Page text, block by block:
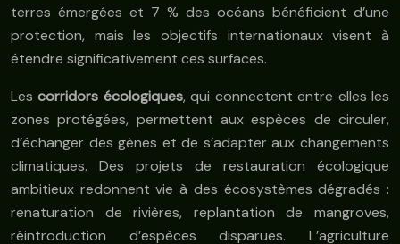
terres émergées et 7 % des océans bénéficient d’une
protection, mais les objectifs internationaux visent à
étendre significativement ces surfaces.
Lescorridors écologiques, qui connectent entre elles les
zones protégées, permettent aux espèces de circuler,
d’échanger des gènes et de s’adapter aux changements
climatiques. Des projets de restauration écologique
ambitieux redonnent vie à des écosystèmes dégradés :
renaturation de rivières, replantation de mangroves,
réintroduction d’espèces disparues. L’agriculture